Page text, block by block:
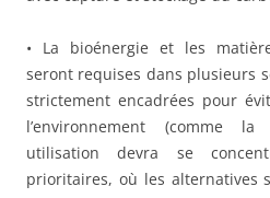
• La bioénergie et les
seront requises dans plusieurs
strictement encadrées pour
l’environnement (comme
utilisation devra se
prioritaires, où les alternatives